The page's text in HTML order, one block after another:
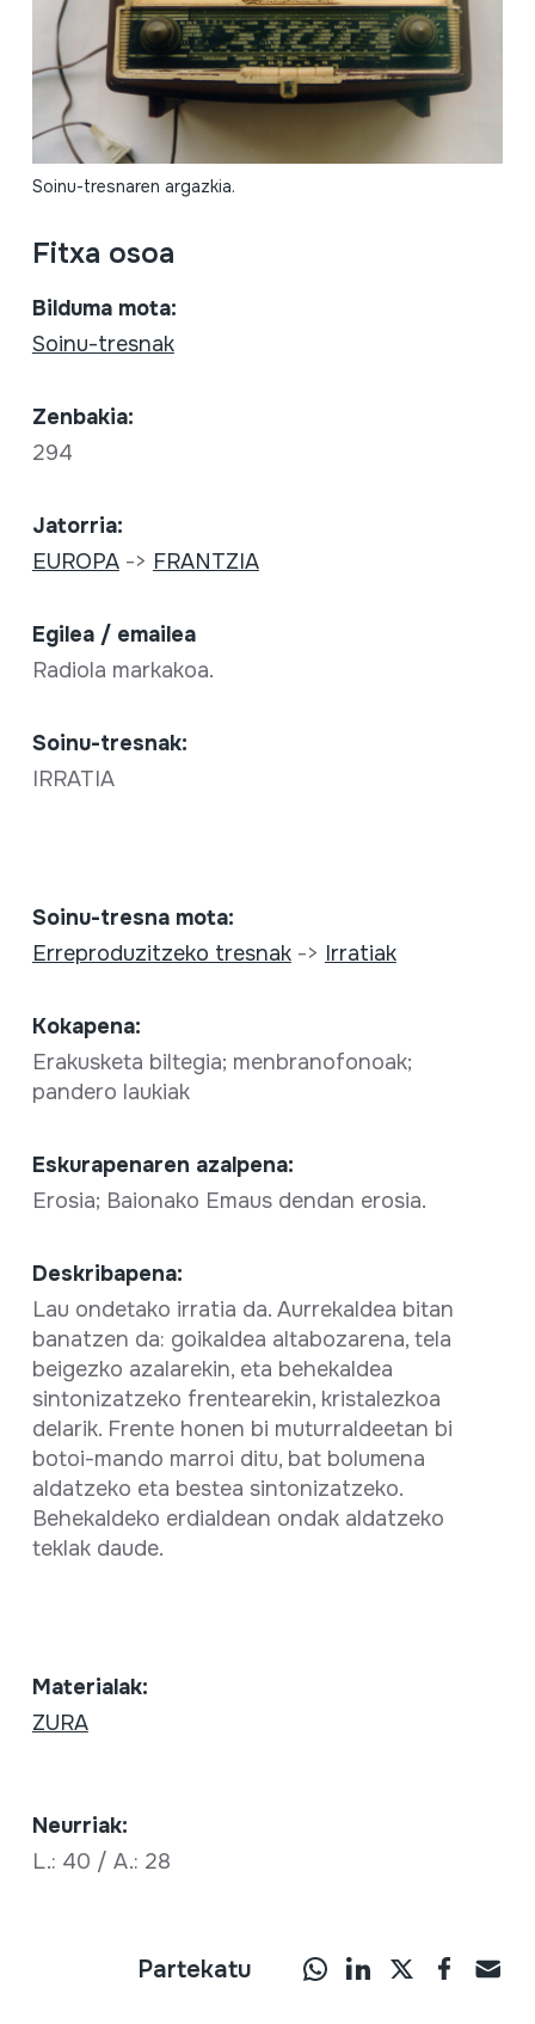
Soinu-tresnaren argazkia.
Fitxa osoa
Bilduma mota:
Soinu-tresnak
Zenbakia:
294
Jatorria:
EUROPA-> FRANTZIA
Egilea / emailea
Radiola markakoa.
Soinu-tresnak:
IRRATIA
Soinu-tresna mota:
Erreproduzitzeko tresnak-> Irratiak
Kokapena:
Erakusketa biltegia; menbranofonoak;
pandero laukiak
Eskurapenaren azalpena:
Erosia; Baionako Emaus dendan erosia.
Deskribapena:
Lau ondetako irratia da. Aurrekaldea bitan
banatzen da: goikaldea altabozarena, tela
beigezko azalarekin, eta behekaldea
sintonizatzeko frentearekin, kristalezkoa
delarik. Frente honen bi muturraldeetan bi
botoi-mando marroi ditu, bat bolumena
aldatzeko eta bestea sintonizatzeko.
Behekaldeko erdialdean ondak aldatzeko
teklak daude.
Materialak:
ZURA
Neurriak:
L.: 40 / A.: 28
Partekatu